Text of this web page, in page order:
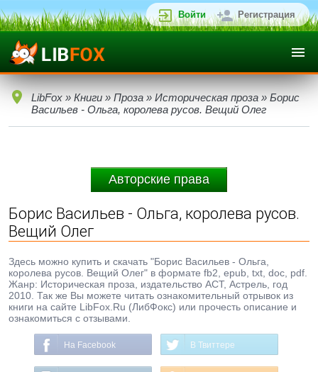
Войти Регистрация
LibFox » Книги » Проза » Историческая проза » Борис
Васильев - Ольга, королева русов. Вещий Олег
Авторские права
Борис Васильев - Ольга, королева русов.
Вещий Олег
Здесь можно купить и скачать "Борис Васильев - Ольга,
королева русов. Вещий Олег" в формате fb2, epub, txt, doc, pdf.
Жанр: Историческая проза, издательство АСТ, Астрель, год
2010. Так же Вы можете читать ознакомительный отрывок из
книги на сайте LibFox.Ru (ЛибФокс) или прочесть описание и
ознакомиться с отзывами.
На Facebook В Твиттере